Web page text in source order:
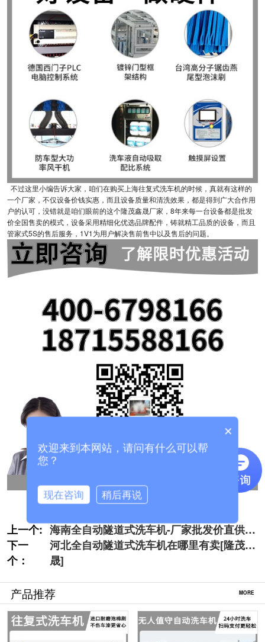
不过这里小编告诉大家，咱们在购买上海往复式洗车机的时候，真就有这样的
一个厂家，不仅设备价钱实惠，而且设备质量和清洗效果，都是得到广大合作用
户的认可，没错就是咱们眼前的这个隆茂鑫晟厂家，8年来每一台设备都是批发
价全国售卖的模式，设备采用精细化优选品牌配件，铸就精工品质的设备，而且
管家式5S的售后服务，1V1为用户解决售前售中以及售后的问题。
上一个: 海南全自动隧道式洗车机-厂家批发价直供
[隆茂鑫晟]
下一
个：
河北全自动隧道式洗车机在哪里有卖[隆茂鑫
晟]
产品推荐 MORE
×
欢迎来到本网站，请问有什么可以帮
您？
现在咨询 稍后再说